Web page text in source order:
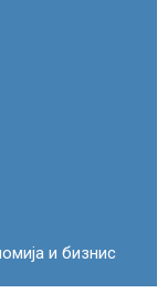
и бизнис